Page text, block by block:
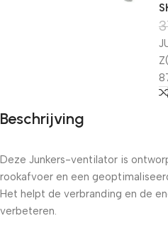
Beschrijving
Deze Junkers-ventilator is
rookafvoer en een
Het helpt de verbranding en de
verbeteren.